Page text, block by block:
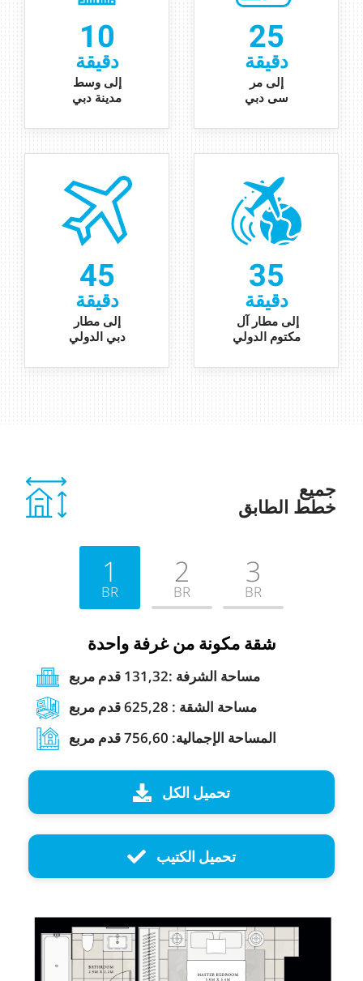
10
دقيقة
إلى وسط
مدينة دبي
25
دقيقة
إلىمر
سى دبي
45
دقيقة
إلى مطار
دبي الدولي
35
دقيقة
إلى مطار آل
مكتوم الدولي
جميع
خطط الطابق
1
BR
2
BR
3
BR
شقة مكونة من غرفة واحدة
مساحة الشرفة :131,32 قدم مربع
مساحة الشقة : 625,28 قدم مربع
المساحة الإجمالية: 756,60 قدم مربع
تحميل الكل
تحميل الكتيب